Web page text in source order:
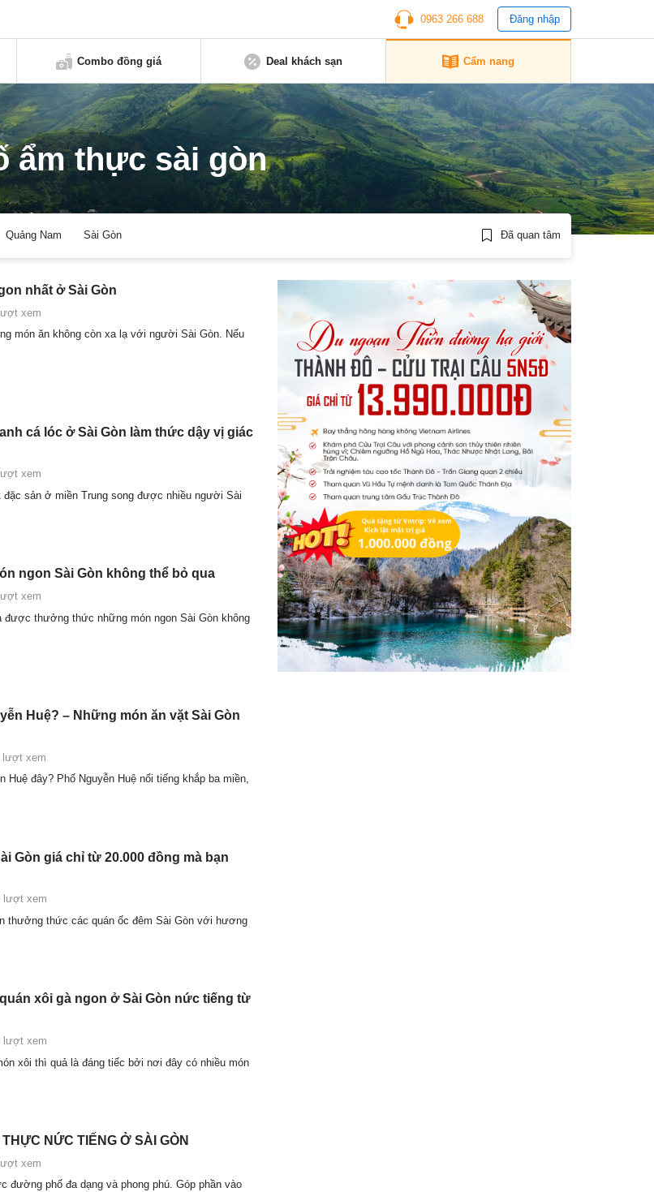
0963 266 688 Đăng nhập
Combo đồng giá Deal khách sạn Cẩm nang
ẩm thực sài gòn
Quảng Nam Sài Gòn Đã quan tâm
nhất ở Sài Gòn
xem
món ăn không còn xa lạ với người Sài Gòn. Nếu
cá lóc ở Sài Gòn làm thức dậy vị giác
xem
đặc sản ở miền Trung song được nhiều người Sài
ngon Sài Gòn không thể bỏ qua
xem
được thưởng thức những món ngon Sài Gòn không
Huệ? – Những món ăn vặt Sài Gòn
lượt xem
Huệ đây? Phố Nguyễn Huệ nổi tiếng khắp ba miền,
Gòn giá chỉ từ 20.000 đồng mà bạn
lượt xem
thưởng thức các quán ốc đêm Sài Gòn với hương
xôi gà ngon ở Sài Gòn nức tiếng từ
lượt xem
xôi thì quả là đáng tiếc bởi nơi đây có nhiều món
NỨC TIẾNG Ở SÀI GÒN
xem
đường phố đa dạng và phong phú. Góp phần vào